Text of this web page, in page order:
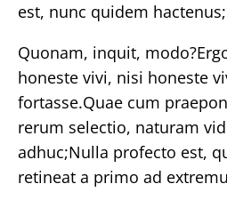
est, nunc quidem hactenus;
Quonam, inquit,
honeste vivi, nisi honeste
fortasse.Quae cum
rerum selectio, naturam
adhuc;Nulla profecto est,
retineat a primo ad